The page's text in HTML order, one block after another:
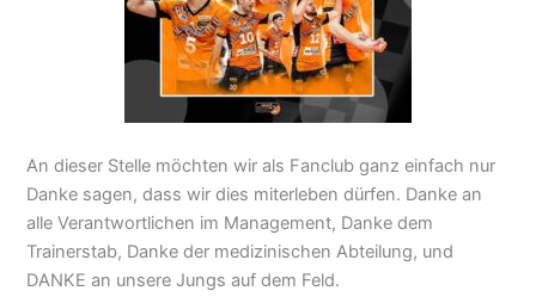
An dieser Stelle möchten wir als Fanclub ganz einfach nur
Danke sagen, dass wir dies miterleben dürfen. Danke an
alle Verantwortlichen im Management, Danke dem
Trainerstab, Danke der medizinischen Abteilung, und
DANKE an unsere Jungs auf dem Feld.